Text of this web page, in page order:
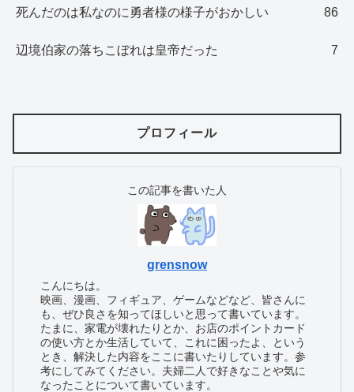
死んだのは私なのに勇者様の様子がおかしい 86
辺境伯家の落ちこぼれは皇帝だった 7
プロフィール
この記事を書いた人
grensnow
こんにちは。
映画、漫画、フィギュア、ゲームなどなど、皆さんに
も、ぜひ良さを知ってほしいと思って書いています。
たまに、家電が壊れたりとか、お店のポイントカード
の使い方とか生活していて、これに困ったよ、という
とき、解決した内容をここに書いたりしています。参
考にしてみてください。夫婦二人で好きなことや気に
なったことについて書いています。